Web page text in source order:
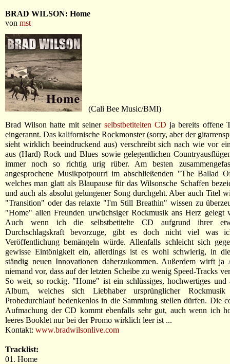
BRAD WILSON: Home
von mst
(Cali Bee Music/BMI)
Brad Wilson hatte mit seiner selbstbetitelten CD ja bereits offene
eingerannt. Das kalifornische Rockmonster (sorry, aber der
sieht wirklich beeindruckend aus) verschreibt sich nach wie vor
aus (Hard) Rock und Blues sowie gelegentlichen
immer noch so richtig urig rüber. Am besten
angesprochene Musikpotpourri im abschließenden "The Ballad
welches man glatt als Blaupause für das Wilsonsche Schaffen
und auch als absolut gelungener Song durchgeht. Aber auch Titel
"Transition" oder das relaxte "I'm Still Breathin" wissen zu
"Home" allen Freunden urwüchsiger Rockmusik ans Herz gelegt
Auch wenn ich die selbstbetitelte CD aufgrund ihrer
Durchschlagskraft bevorzuge, gibt es doch nicht viel was
Veröffentlichung bemängeln würde. Allenfalls schleicht sich
gewisse Eintönigkeit ein, allerdings ist es wohl schwierig, in
ständig neuen Innovationen daherzukommen. Außerdem wirft ja
niemand vor, dass auf der letzten Scheibe zu wenig Speed-Tracks
So weit, so rockig. "Home" ist ein schlüssiges, hochwertiges und
Album, welches sich Liebhaber ursprünglicher
Probedurchlauf bedenkenlos in die Sammlung stellen dürfen. Die
Aufmachung der CD kommt ebenfalls sehr gut, auch wenn ich
leeres Booklet nur bei der Promo wirklich leer ist ...
Kontakt: www.bradwilsonlive.com
Tracklist:
01. Home